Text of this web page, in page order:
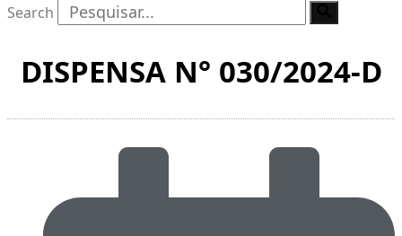
Search
DISPENSA N° 030/2024-D